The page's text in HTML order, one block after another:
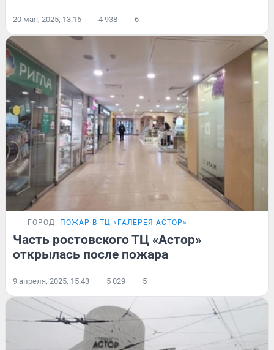
20 мая, 2025, 13:16 4 938 6
ГОРОД ПОЖАР В ТЦ «ГАЛЕРЕЯ АСТОР»
Часть ростовского ТЦ «Астор»
открылась после пожара
9 апреля, 2025, 15:43 5 029 5